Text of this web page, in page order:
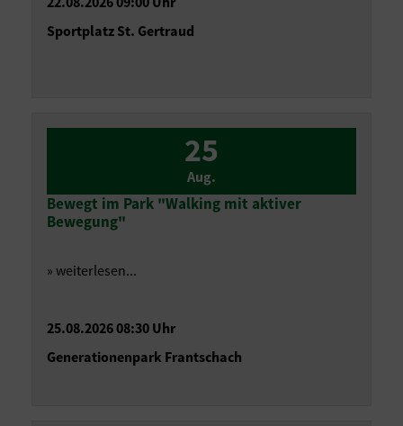
Sportplatz St. Gertraud
25
Aug.
Bewegt im Park "Walking mit aktiver
Bewegung"
» weiterlesen...
25.08.2026 08:30 Uhr
Generationenpark Frantschach